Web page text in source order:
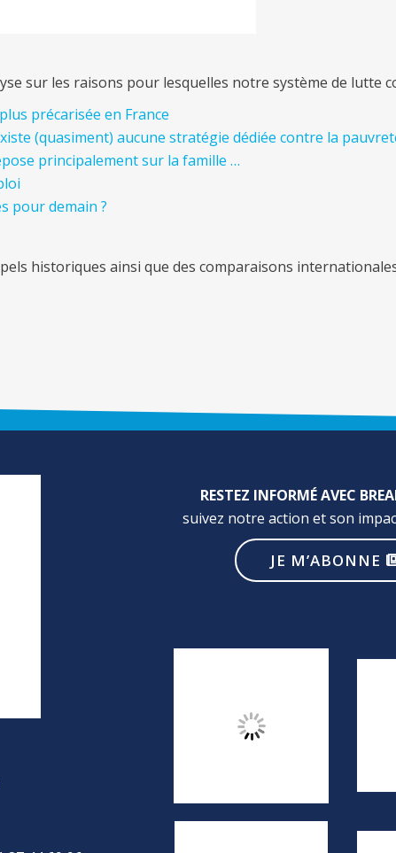
sur les raisons pour lesquelles notre système de lutte
précarisée en France
(quasiment) aucune stratégie dédiée contre la
principalement sur la famille …
pour demain ?
historiques ainsi que des comparaisons
RESTEZ INFORMÉ AVEC
suivez notre action et son
JE M’ABONNE